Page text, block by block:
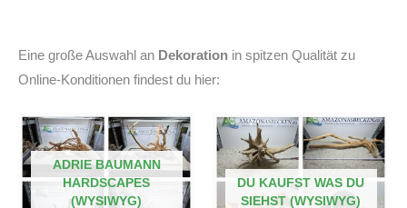
Eine große Auswahl an Dekoration in spitzen Qualität zu
Online-Konditionen findest du hier:
ADRIE BAUMANN
HARDSCAPES
(WYSIWYG)
DU KAUFST WAS DU
SIEHST (WYSIWYG)